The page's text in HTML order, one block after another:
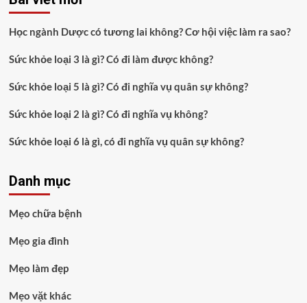
Học ngành Dược có tương lai không? Cơ hội việc làm ra sao?
Sức khỏe loại 3 là gì? Có đi làm được không?
Sức khỏe loại 5 là gì? Có đi nghĩa vụ quân sự không?
Sức khỏe loại 2 là gì? Có đi nghĩa vụ không?
Sức khỏe loại 6 là gì, có đi nghĩa vụ quân sự không?
Danh mục
Mẹo chữa bệnh
Mẹo gia đình
Mẹo làm đẹp
Mẹo vặt khác